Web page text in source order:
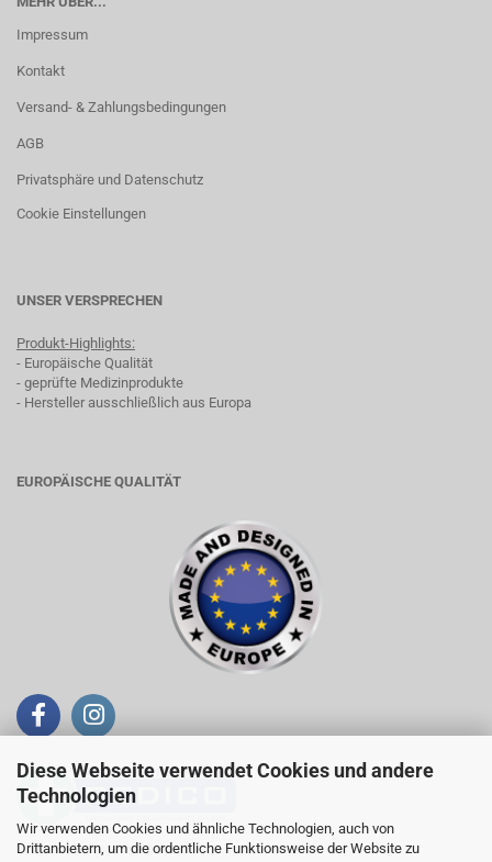
Diese Webseite verwendet Cookies und andere
Technologien
Wir verwenden Cookies und ähnliche Technologien, auch von
Drittanbietern, um die ordentliche Funktionsweise der Website zu
Impressum
Kontakt
Versand- & Zahlungsbedingungen
AGB
Privatsphäre und Datenschutz
Cookie Einstellungen
UNSER VERSPRECHEN
Produkt-Highlights:
- Europäische Qualität
- geprüfte Medizinprodukte
- Hersteller ausschließlich aus Europa
EUROPÄISCHE QUALITÄT
Telefon +43 (0)676 / 944 19 61